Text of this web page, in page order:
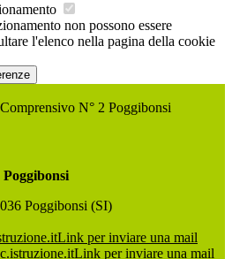
non possono essere
l'elenco nella pagina della cookie
N° 2 Poggibonsi
Poggibonsi (SI)
Link per inviare una mail
Link per inviare una mail